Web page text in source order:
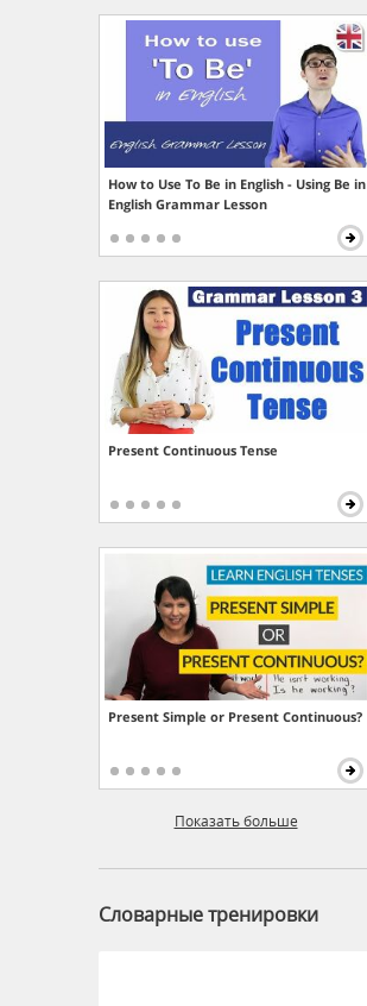
How to Use To Be in English - Using Be in
English Grammar Lesson
Present Continuous Tense
Present Simple or Present Continuous?
Показать больше
Словарные тренировки